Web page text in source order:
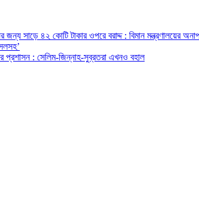
জন্য সাড়ে ৪২ কোটি টাকার ওপরে বরাদ্দ : বিমান মন্ত্রণালয়ের
প্রশাসন : সেলিম-জিন্নাহ-সুব্রতরা এখনও বহাল